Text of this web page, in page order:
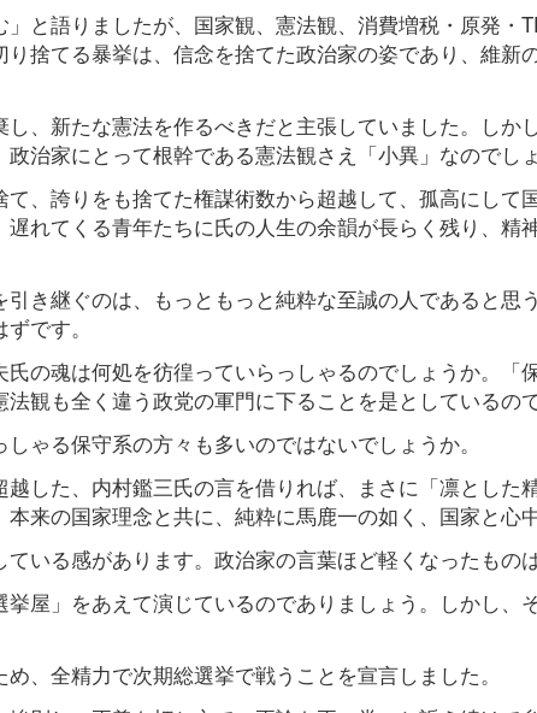
と語りましたが、国家観、憲法観、消費増税・原発・
捨てる暴挙は、信念を捨てた政治家の姿であり、維新
、新たな憲法を作るべきだと主張していました。しか
治家にとって根幹である憲法観さえ「小異」なのでし
、誇りをも捨てた権謀術数から超越して、孤高にして
れてくる青年たちに氏の人生の余韻が長らく残り、精
き継ぐのは、もっともっと純粋な至誠の人であると思
です。
の魂は何処を彷徨っていらっしゃるのでしょうか。「
観も全く違う政党の軍門に下ることを是としているの
ゃる保守系の方々も多いのではないでしょうか。
した、内村鑑三氏の言を借りれば、まさに「凛とした
来の国家理念と共に、純粋に馬鹿一の如く、国家と心
いる感があります。政治家の言葉ほど軽くなったもの
屋」をあえて演じているのでありましょう。しかし、
、全精力で次期総選挙で戦うことを宣言しました。